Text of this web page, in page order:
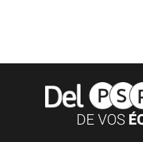
DE VOS